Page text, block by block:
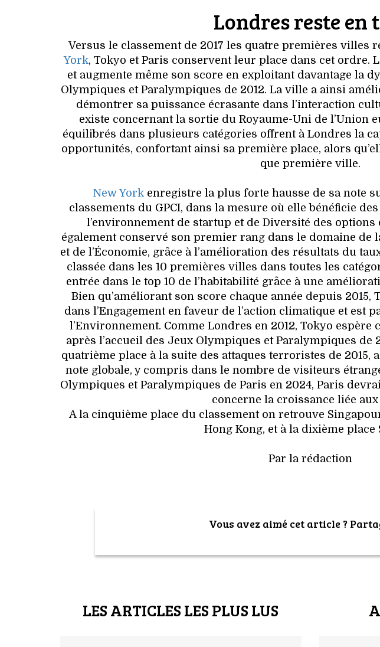
Londres reste en
Versus le classement de 2017 les quatre premières villes
York, Tokyo et Paris conservent leur place dans cet ordre.
et augmente même son score en exploitant davantage la
Olympiques et Paralympiques de 2012. La ville a ainsi
démontrer sa puissance écrasante dans l’interaction
existe concernant la sortie du Royaume-Uni de l’Union
équilibrés dans plusieurs catégories offrent à Londres la
opportunités, confortant ainsi sa première place, alors
que première ville.
New York enregistre la plus forte hausse de sa note
classements du GPCI, dans la mesure où elle bénéficie
l’environnement de startup et de Diversité des
également conservé son premier rang dans le domaine de
et de l’Économie, grâce à l’amélioration des résultats du
classée dans les 10 premières villes dans toutes les
entrée dans le top 10 de l’habitabilité grâce à une
Bien qu’améliorant son score chaque année depuis
dans l’Engagement en faveur de l’action climatique et est
l’Environnement. Comme Londres en 2012, Tokyo
après l’accueil des Jeux Olympiques et Paralympiques de
quatrième place à la suite des attaques terroristes de 2015,
note globale, y compris dans le nombre de visiteurs
Olympiques et Paralympiques de Paris en 2024, Paris
concerne la croissance liée aux
A la cinquième place du classement on retrouve
Hong Kong, et à la dixième place
Par la rédaction
Vous avez aimé cet article ?
LES ARTICLES LES PLUS LUS